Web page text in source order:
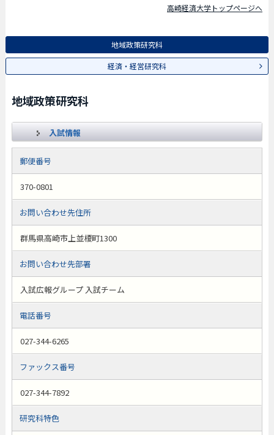
高崎経済大学トップページへ
地域政策研究科
経済・経営研究科
地域政策研究科
入試情報
郵便番号
370-0801
お問い合わせ先住所
群馬県高崎市上並榎町1300
お問い合わせ先部署
入試広報グループ 入試チーム
電話番号
027-344-6265
ファックス番号
027-344-7892
研究科特色